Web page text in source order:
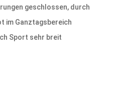
geschlossen, durch
im Ganztagsbereich
Sport sehr breit